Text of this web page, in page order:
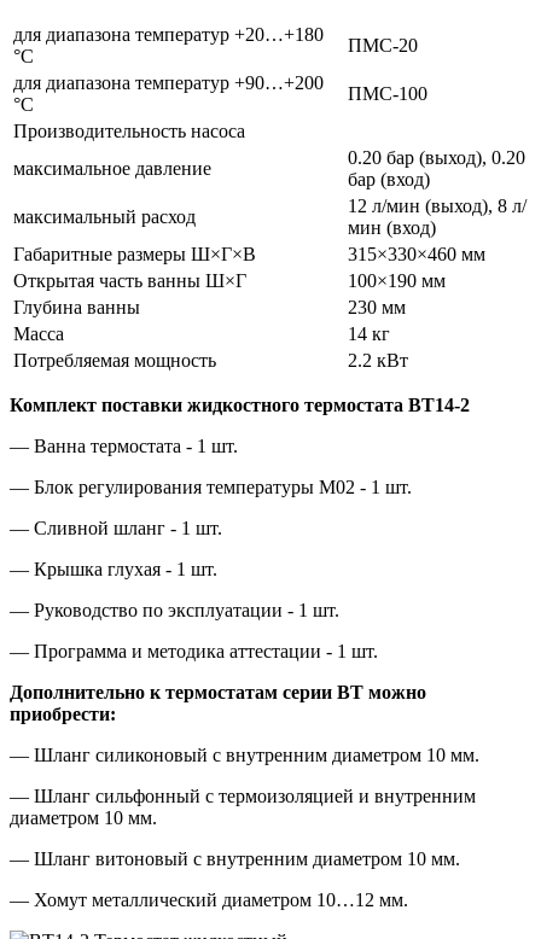
для диапазона температур +20…+180
°С
ПМС‑20
для диапазона температур +90…+200
°С
ПМС‑100
Производительность насоса
максимальное давление
0.20 бар (выход), 0.20
бар (вход)
максимальный расход
12 л/мин (выход), 8 л/
мин (вход)
Габаритные размеры Ш×Г×В
315×330×460 мм
Открытая часть ванны Ш×Г
100×190 мм
Глубина ванны
230 мм
Масса
14 кг
Потребляемая мощность
2.2 кВт
Комплект поставки жидкостного термостата ВТ14-2
— Ванна термостата ‑ 1 шт.
— Блок регулирования температуры М02 ‑ 1 шт.
— Сливной шланг ‑ 1 шт.
— Крышка глухая ‑ 1 шт.
— Руководство по эксплуатации ‑ 1 шт.
— Программа и методика аттестации ‑ 1 шт.
Дополнительно к термостатам серии ВТ можно
приобрести:
— Шланг силиконовый с внутренним диаметром 10 мм.
— Шланг сильфонный с термоизоляцией и внутренним
диаметром 10 мм.
— Шланг витоновый с внутренним диаметром 10 мм.
— Хомут металлический диаметром 10…12 мм.